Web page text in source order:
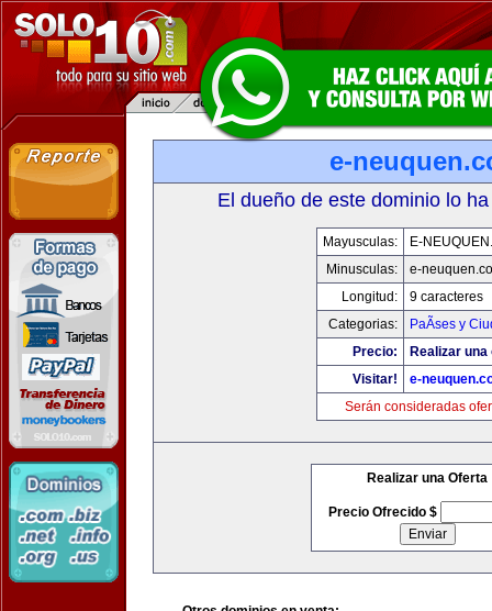
e-
El dueño de este dominio lo
Mayusculas:
E-
Minusculas:
e-
Longitud:
9 caracteres
Categorias:
PaÃ­ses y
Precio:
Realizar
Visitar!
e-
Serán consideradas
Realizar una Oferta
Precio Ofrecido $